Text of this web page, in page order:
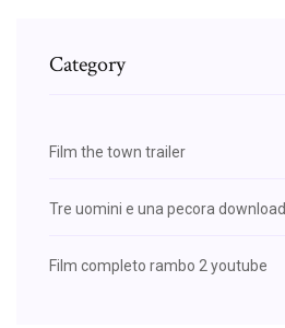
Category
Film the town trailer
Tre uomini e una pecora download
Film completo rambo 2 youtube